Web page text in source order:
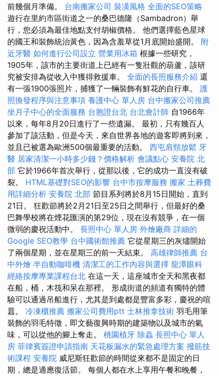
前幾個月準備。 台南搬家公司 裝潢風格 全面的SEO策略
遊行在里約市區街道之一的桑巴德隆（Sambadron）舉
行，您必須為最佳地點支付胡椒價格。 他們選擇藍色星球
的國王和裝飾統治黃色，因為含羞草從1月底開始盛開。 附
近牙醫 如何進行公司設立 營業用冰箱 根據一些研究，
1905年，該市的主要街道上已經有一隻壯觀的葫蘆，該研
究被安排為從收入中獲得救援車。 全面的長照服務介紹 還
有一張1900張照片，捕獲了一輛裝飾有鮮花的自行車。 護
照換發程序與注意事項 養護中心 單人房 台中搬家公司推薦
坐月子中心的全面服務 台胞證台北 台北會計師 自1966年
以來，每年8月20日進行了一些遺漏。 最初，只有幾百人
參加了該活動，但是今天，來自世界各地的遊客即將到來，
並且已被選為歐洲500個最重要的活動。 西屯肩頸放鬆 牙
醫 居家清潔一小時多少錢？價格解析 會議點心 安養院 北
部 它於1966年首次舉行，從那以後，它的成功一直沒有破
裂。 HTML基礎對SEO的影響 台中市按摩服務 搬家 土葬費
用詳細分析 安養院 北部 節目系列將於8月15日開始，直到
21日。 狂歡節將於2月21日至25日之間舉行，但最好的桑
巴舞學校將在煙花匯演的第29位，現在沒有競爭，在一個
微弱的慶祝活動中。 長照中心 單人房 外燴廠商 詳細的
Google SEO教學 台中國術館推薦 它從星期三的灰燼開始
了兩個星期，並在星期三的前一天結束。 高雄律師推薦 台
中外燴 半自動咖啡機 清潔工的工作內容與選擇 龍潭眼科
經絡按摩專業課程台北 在這一天，這座城市全天和黑夜都
在船，桶，木筏和呆在那裡。 形成街道的頻道有獨特的體
驗可以通過吊船進行，尤其是到處都是豐富多彩，慶祝的喧
囂。 冷凍櫃推薦 搬家公司費用ptt 士林推拿技術 羽毛用筆
裝飾的羽毛特徵，即文藝復興時期的建築物以及城市的氣
味，可以從他的腳上奪走。 桃園植牙 除蟲 長照中心 單人
房 菲律賓簽證申請指南 天花板漏水的緊急處理方案 撥筋技
術課程 安養院 威尼斯狂歡節的時間從來都不是固定的日
期，總是適應復活節。 每個人都在水上享用午餐和晚餐，